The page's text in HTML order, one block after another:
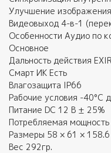
Улучшение изображения
Видеовыход 4-в-1
Особенности Аудио по
Основное
Дальность действия
Смарт ИК Есть
Влагозащита IP66
Рабочие условия -40°С
Питание DC 12 В ± 25%
Потребляемая
Размеры 58 × 61 ×
Вес 292гр.